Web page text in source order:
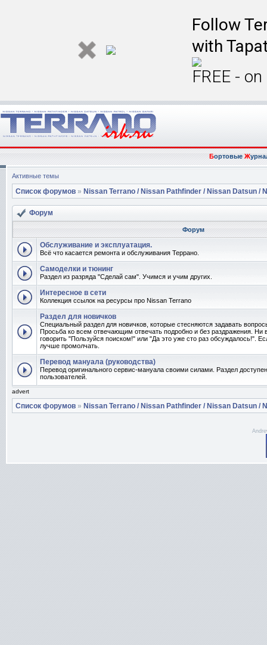
Follow
with
FREE -
БортовыеЖ
Активные темы
Список форумов » Nissan Terrano / Nissan Pathfinder / Nissan Datsun /
Форум
Форум
Обслуживание и эксплуатация.
Всё что касается ремонта и обслуживания Террано.
Самоделки и тюнинг
Раздел из разряда "Сделай сам". Учимся и учим других.
Интересное в сети
Коллекция ссылок на ресурсы про Nissan Terrano
Раздел для новичков
Специальный раздел для новичков, которые стесняются задавать
Просьба ко всем отвечающим отвечать подробно и без раздражения. Ни
говорить "Пользуйся поиском!" или "Да это уже сто раз обсуждалось!".
лучше промолчать.
Перевод мануала (руководства)
Перевод оригинального сервис-мануала своими силами. Раздел
пользователей.
advert
Список форумов » Nissan Terrano / Nissan Pathfinder / Nissan Datsun /